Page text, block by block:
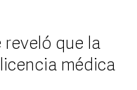
que la
médica